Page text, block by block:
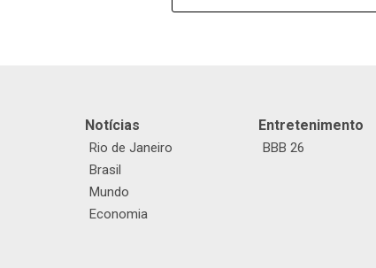
Notícias
Rio de Janeiro
Brasil
Mundo
Economia
Entretenimento
BBB 26